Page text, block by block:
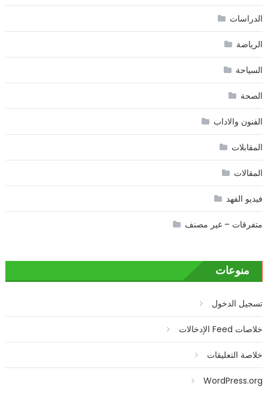
الدراسات
الرياضة
السياحة
الصحة
الفنون والاداب
المقابلات
المقالات
فيديو الفهد
متفرقات – غير مصنف
منوعات
تسجيل الدخول
خلاصات Feed الإدخالات
خلاصة التعليقات
WordPress.org